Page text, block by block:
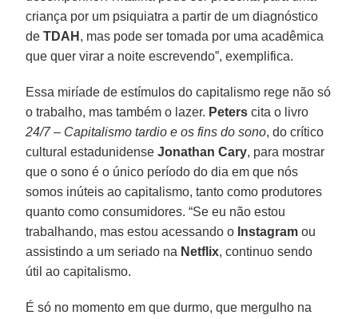
criança por um psiquiatra a partir de um diagnóstico
deTDAH , mas pode ser tomada por uma acadêmica
que quer virar a noite escrevendo”, exemplifica.
Essa miríade de estímulos do capitalismo rege não só
o trabalho, mas também o lazer. Peters cita o livro
24/7 – Capitalismo tardio e os fins do sono, do crítico
cultural estadunidense Jonathan Cary, para mostrar
que o sono é o único período do dia em que nós
somos inúteis ao capitalismo, tanto como produtores
quanto como consumidores. “Se eu não estou
trabalhando, mas estou acessando o Instagram ou
assistindo a um seriado na Netflix, continuo sendo
útil ao capitalismo.
É só no momento em que durmo, que mergulho na